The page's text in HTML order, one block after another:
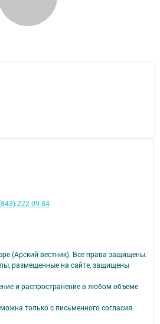
(Арский вестник). Все права защищены.
размещенные на сайте, защищены
и распространение в любом объеме
только с письменного согласия
222 09 84